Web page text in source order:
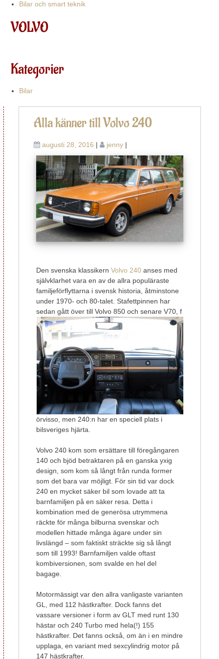
Bilar och smart teknik
VOLVO
Kategorier
Bilar
Alla känner till Volvo 240
augusti 28, 2016 | jenny |
Den svenska klassikernVolvo 240 anses med
självklarhet vara en av de allra populäraste
familjeförflyttarna i svensk historia, åtminstone
under 1970- och 80-talet. Stafettpinnen har
sedan gått över till Volvo 850 och senare V70, f
örvisso, men 240:n har en speciell plats i
bilsveriges hjärta.
Volvo 240 kom som ersättare till föregångaren
140 och bjöd betraktaren på en ganska yxig
design, som kom så långt från runda former
som det bara var möjligt. För sin tid var dock
240 en mycket säker bil som lovade att ta
barnfamiljen på en säker resa. Detta i
kombination med de generösa utrymmena
räckte för många bilburna svenskar och
modellen hittade många ägare under sin
livslängd – som faktiskt sträckte sig så långt
som till 1993! Barnfamiljen valde oftast
kombiversionen, som svalde en hel del
bagage.
Motormässigt var den allra vanligaste varianten
GL, med 112 hästkrafter. Dock fanns det
vassare versioner i form av GLT med runt 130
hästar och 240 Turbo med hela(!) 155
hästkrafter. Det fanns också, om än i en mindre
upplaga, en variant med sexcylindrig motor på
147 hästkrafter.